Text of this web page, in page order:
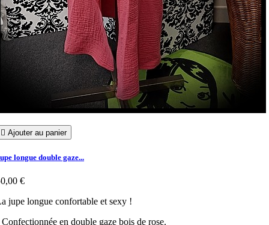
 Ajouter au panier
longue double gaze...
€
jupe longue confortable et sexy !
Confectionnée en double gaze bois de rose.